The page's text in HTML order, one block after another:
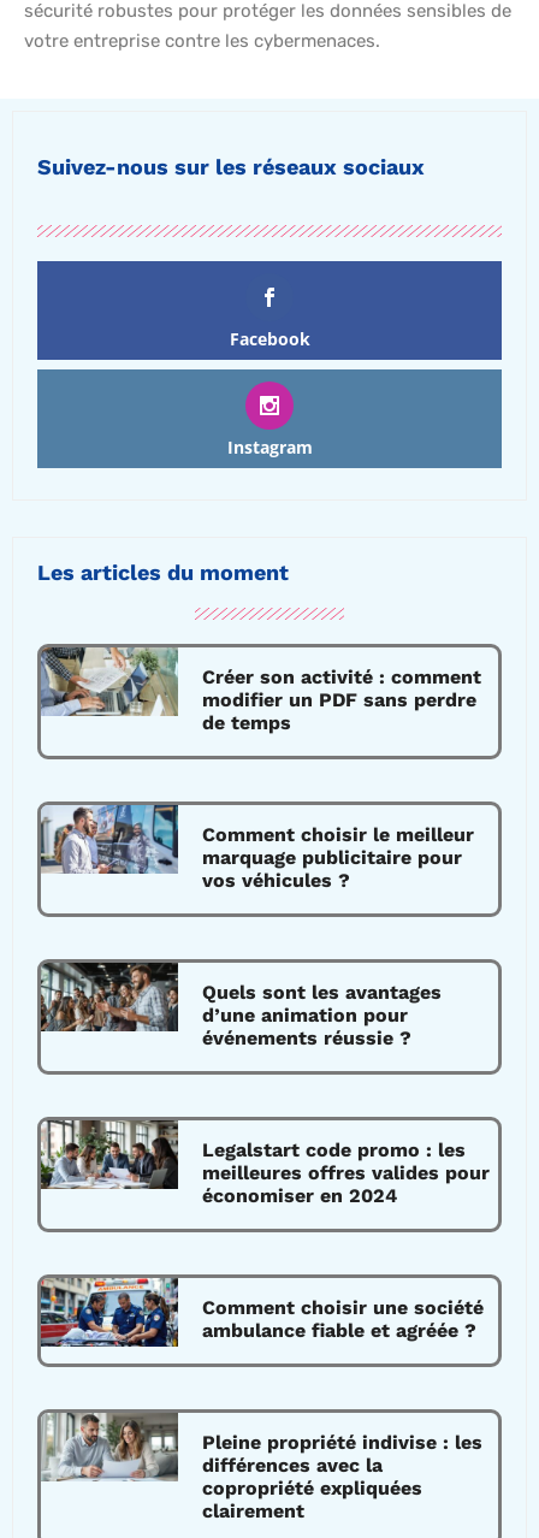
sécurité robustes pour protéger les données sensibles de
votre entreprise contre les cybermenaces.
Suivez-nous sur les réseaux sociaux
Facebook
Instagram
Les articles du moment
Créer son activité : comment
modifier un PDF sans perdre
de temps
Comment choisir le meilleur
marquage publicitaire pour
vos véhicules ?
Quels sont les avantages
d’une animation pour
événements réussie ?
Legalstart code promo : les
meilleures offres valides pour
économiser en 2024
Comment choisir une société
ambulance fiable et agréée ?
Pleine propriété indivise : les
différences avec la
copropriété expliquées
clairement